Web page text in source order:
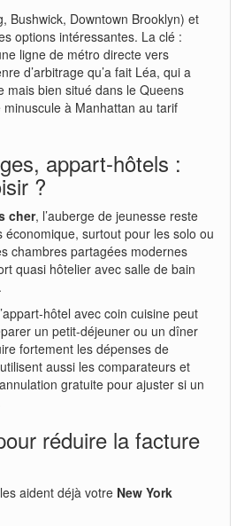
Bushwick, Downtown Brooklyn) et
options intéressantes. La clé :
ligne de métro directe vers
d’arbitrage qu’a fait Léa, qui a
mais bien situé dans le Queens
minuscule à Manhattan au tarif
appart-hôtels :
?
cher, l’auberge de jeunesse reste
économique, surtout pour les solo ou
chambres partagées modernes
quasi hôtelier avec salle de bain
hôtel avec coin cuisine peut
un petit-déjeuner ou un dîner
fortement les dépenses de
aussi les comparateurs et
gratuite pour ajuster si un
réduire la facture
aident déjà votre New York